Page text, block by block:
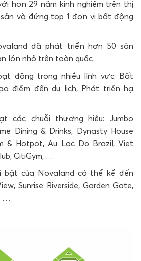
hơn 29 năm kinh nghiệm trên thị
và đứng top 1 đơn vị bất động
đã phát triển hơn 50 sản
lớn nhỏ trên toàn quốc
động trong nhiều lĩnh vực: Bất
điểm đến du lịch, Phát triển hạ
các chuỗi thương hiệu: Jumbo
Dining & Drinks, Dynasty House
& Hotpot, Au Lac Do Brazil, Viet
CitiGym, …
bật của Novaland có thể kể đến
Sunrise Riverside, Garden Gate,
…